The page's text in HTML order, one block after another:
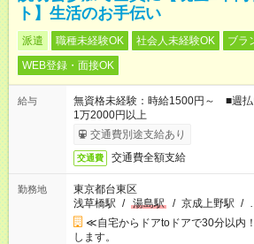
ト】生活のお手伝い
派遣 職種未経験OK 社会人未経験OK
ブラ
WEB登録・面接OK
給与
無資格未経験：時給1500円～ ■週
1万2000円以上
交通費別途支給あり
交通費 交通費全額支給
勤務地
東京都台東区
浅草橋駅 / 湯島駅 / 京成上野駅 /
≪自宅からドアtoドアで30分以内
します。